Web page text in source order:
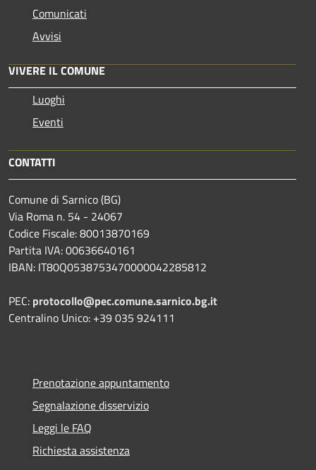
Comunicati
Avvisi
VIVERE IL COMUNE
Luoghi
Eventi
CONTATTI
Comune di Sarnico (BG)
Via Roma n. 54 - 24067
Codice Fiscale: 80013870169
Partita IVA: 00636640161
IBAN: IT80Q0538753470000042285812
PEC: protocollo@pec.comune.sarnico.bg.it
Centralino Unico: +39 035 924111
Prenotazione appuntamento
Segnalazione disservizio
Leggi le FAQ
Richiesta assistenza